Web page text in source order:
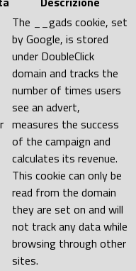
The __gads cookie, set
by Google, is stored
under DoubleClick
domain and tracks the
number of times users
see an advert,
measures the success
of the campaign and
calculates its revenue.
This cookie can only be
read from the domain
they are set on and will
not track any data while
browsing through other
sites.